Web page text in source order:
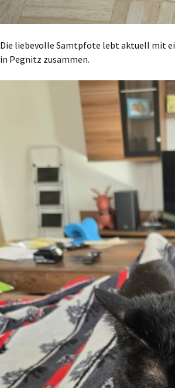
Die liebevolle Samtpfote lebt aktuell mit
in Pegnitz zusammen.